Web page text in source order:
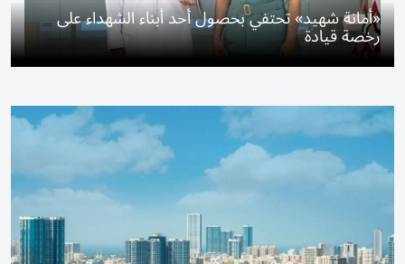
«أمانة شهيد» تحتفي بحصول أحد أبناء الشهداء على
رخصة قيادة